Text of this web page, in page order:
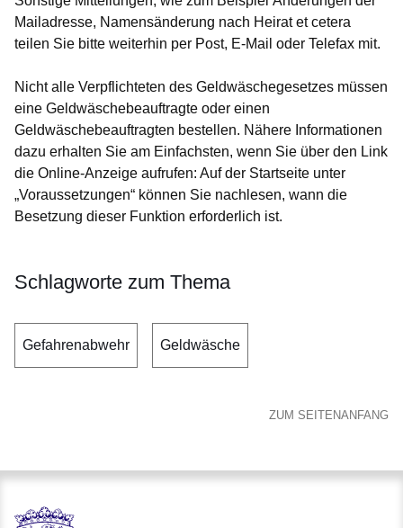
Mailadresse, Namensänderung nach Heirat et cetera
teilen Sie bitte weiterhin per Post, E-Mail oder Telefax mit.
Nicht alle Verpflichteten des Geldwäschegesetzes müssen
eine Geldwäschebeauftragte oder einen
Geldwäschebeauftragten bestellen. Nähere Informationen
dazu erhalten Sie am Einfachsten, wenn Sie über den Link
die Online-Anzeige aufrufen: Auf der Startseite unter
„Voraussetzungen“ können Sie nachlesen, wann die
Besetzung dieser Funktion erforderlich ist.
Schlagworte zum Thema
Gefahrenabwehr Geldwäsche
ZUM SEITENANFANG